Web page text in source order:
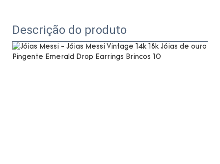
Descrição do produto